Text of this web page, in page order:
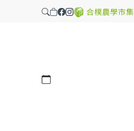
合樸農學市集
行事曆